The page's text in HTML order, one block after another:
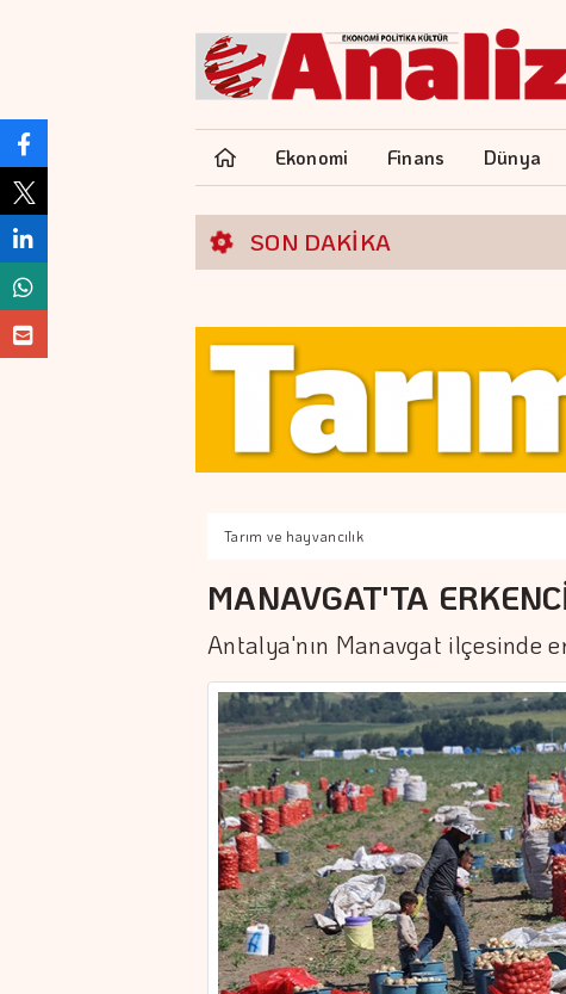
Ekonomi Finans Dünya
SON DAKİKA
Tarım ve hayvancılık
MANAVGAT'TA
Antalya'nın Manavgat ilçesinde